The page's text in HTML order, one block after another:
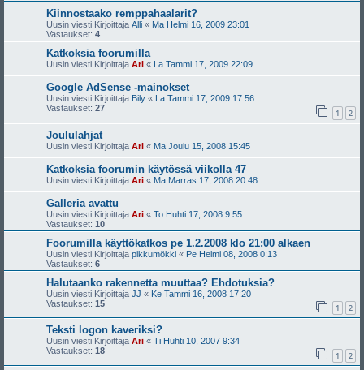
Kiinnostaako remppahaalarit?
Uusin viesti Kirjoittaja Alli « Ma Helmi 16, 2009 23:01
Vastaukset: 4
Katkoksia foorumilla
Uusin viesti Kirjoittaja Ari « La Tammi 17, 2009 22:09
Google AdSense -mainokset
Uusin viesti Kirjoittaja Bily « La Tammi 17, 2009 17:56
Vastaukset: 27 1 2
Joululahjat
Uusin viesti Kirjoittaja Ari « Ma Joulu 15, 2008 15:45
Katkoksia foorumin käytössä viikolla 47
Uusin viesti Kirjoittaja Ari « Ma Marras 17, 2008 20:48
Galleria avattu
Uusin viesti Kirjoittaja Ari « To Huhti 17, 2008 9:55
Vastaukset: 10
Foorumilla käyttökatkos pe 1.2.2008 klo 21:00 alkaen
Uusin viesti Kirjoittaja pikkumökki « Pe Helmi 08, 2008 0:13
Vastaukset: 6
Halutaanko rakennetta muuttaa? Ehdotuksia?
Uusin viesti Kirjoittaja JJ « Ke Tammi 16, 2008 17:20
Vastaukset: 15 1 2
Teksti logon kaveriksi?
Uusin viesti Kirjoittaja Ari « Ti Huhti 10, 2007 9:34
Vastaukset: 18 1 2